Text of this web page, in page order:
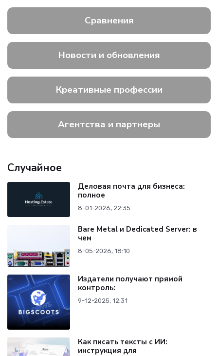
Сравнения
Новости и обновления
Креативные профессии
Агентства и партнеры
Случайное
Деловая почта для бизнеса:
полное
8-01-2026, 22:35
Bare Metal и Dedicated Server: в
чем
8-05-2026, 18:10
Издатели получают прямой
контроль:
9-12-2025, 12:31
Как писать тексты с ИИ:
инструкция для